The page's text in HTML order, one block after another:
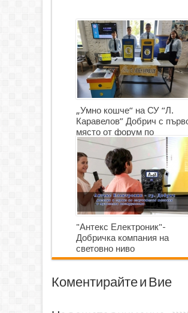
„Умно кошче“ на СУ “Л.
Каравелов” Добрич с
място от форум по
роботика
"Антекс Електроник"-
Добричка компания на
световно ниво
Коментирайте и Вие